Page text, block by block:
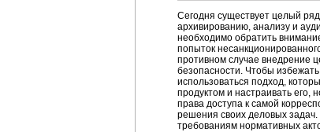
Сегодня существует целый
архивированию, анализу и
необходимо обратить
попыток
противном случае внедрение
безопасности. Чтобы
использоваться подход,
продуктом и настраивать
права доступа к самой
решения своих деловых задач.
требованиям нормативных